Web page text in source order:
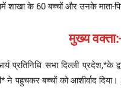
के 60 बच्चों और उनके माता-
मुख्य
प्रतिनिधि सभा दिल्ली प्रदेश,*के
ने पहुचकर बच्चों को आशीर्वाद